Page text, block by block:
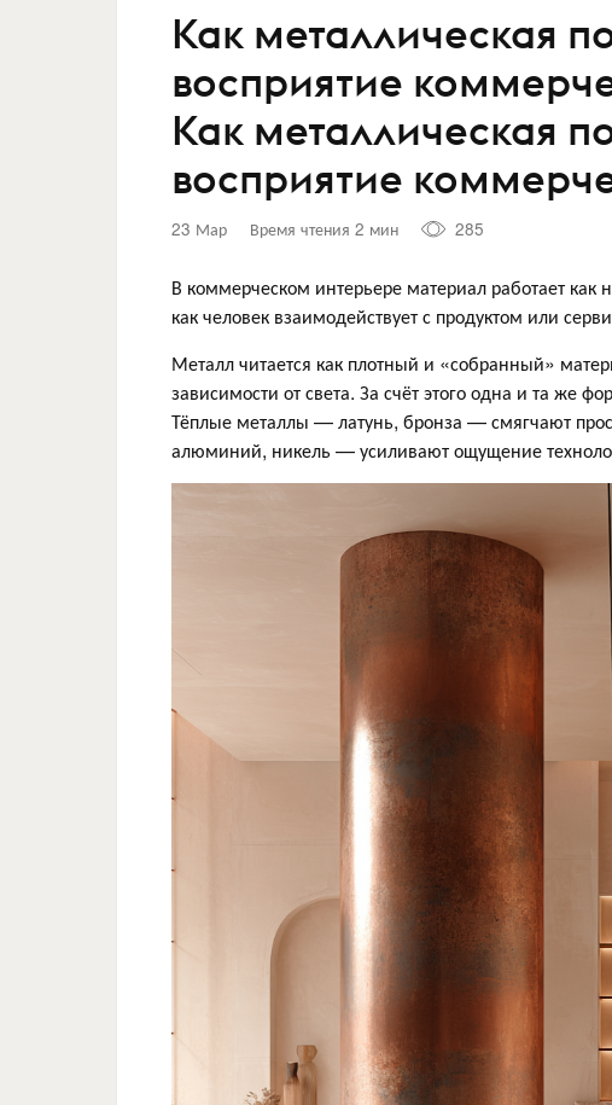
Как металлическая
восприятие
Как металлическая
восприятие
23 Мар Время чтения 2 мин 285
В коммерческом интерьере материал работает как
как человек взаимодействует с продуктом или
Металл читается как плотный и «собранный»
зависимости от света. За счёт этого одна и та же
Тёплые металлы — латунь, бронза — смягчают
алюминий, никель — усиливают ощущение